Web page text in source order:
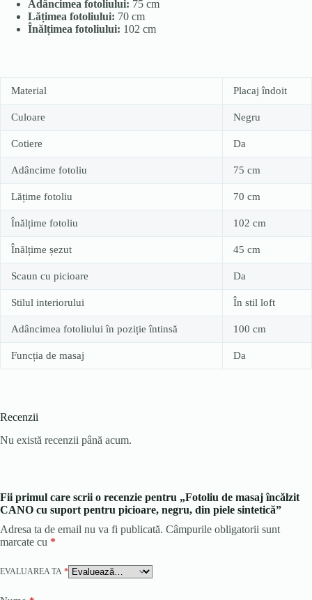
Adâncimea fotoliului: 75 cm
Lățimea fotoliului: 70 cm
Înălțimea fotoliului: 102 cm
Material Placaj îndoit
Culoare Negru
Cotiere Da
Adâncime fotoliu 75 cm
Lățime fotoliu 70 cm
Înălțime fotoliu 102 cm
Înălțime șezut 45 cm
Scaun cu picioare Da
Stilul interiorului În stil loft
Adâncimea fotoliului în poziție întinsă 100 cm
Funcția de masaj Da
Recenzii
Nu există recenzii până acum.
Fii primul care scrii o recenzie pentru „Fotoliu de masaj încălzit
CANO cu suport pentru picioare, negru, din piele sintetică”
Adresa ta de email nu va fi publicată. Câmpurile obligatorii sunt
marcate cu *
EVALUAREA TA *